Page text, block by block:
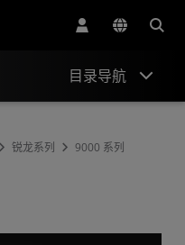
目录导航
锐龙系列
9000 系列